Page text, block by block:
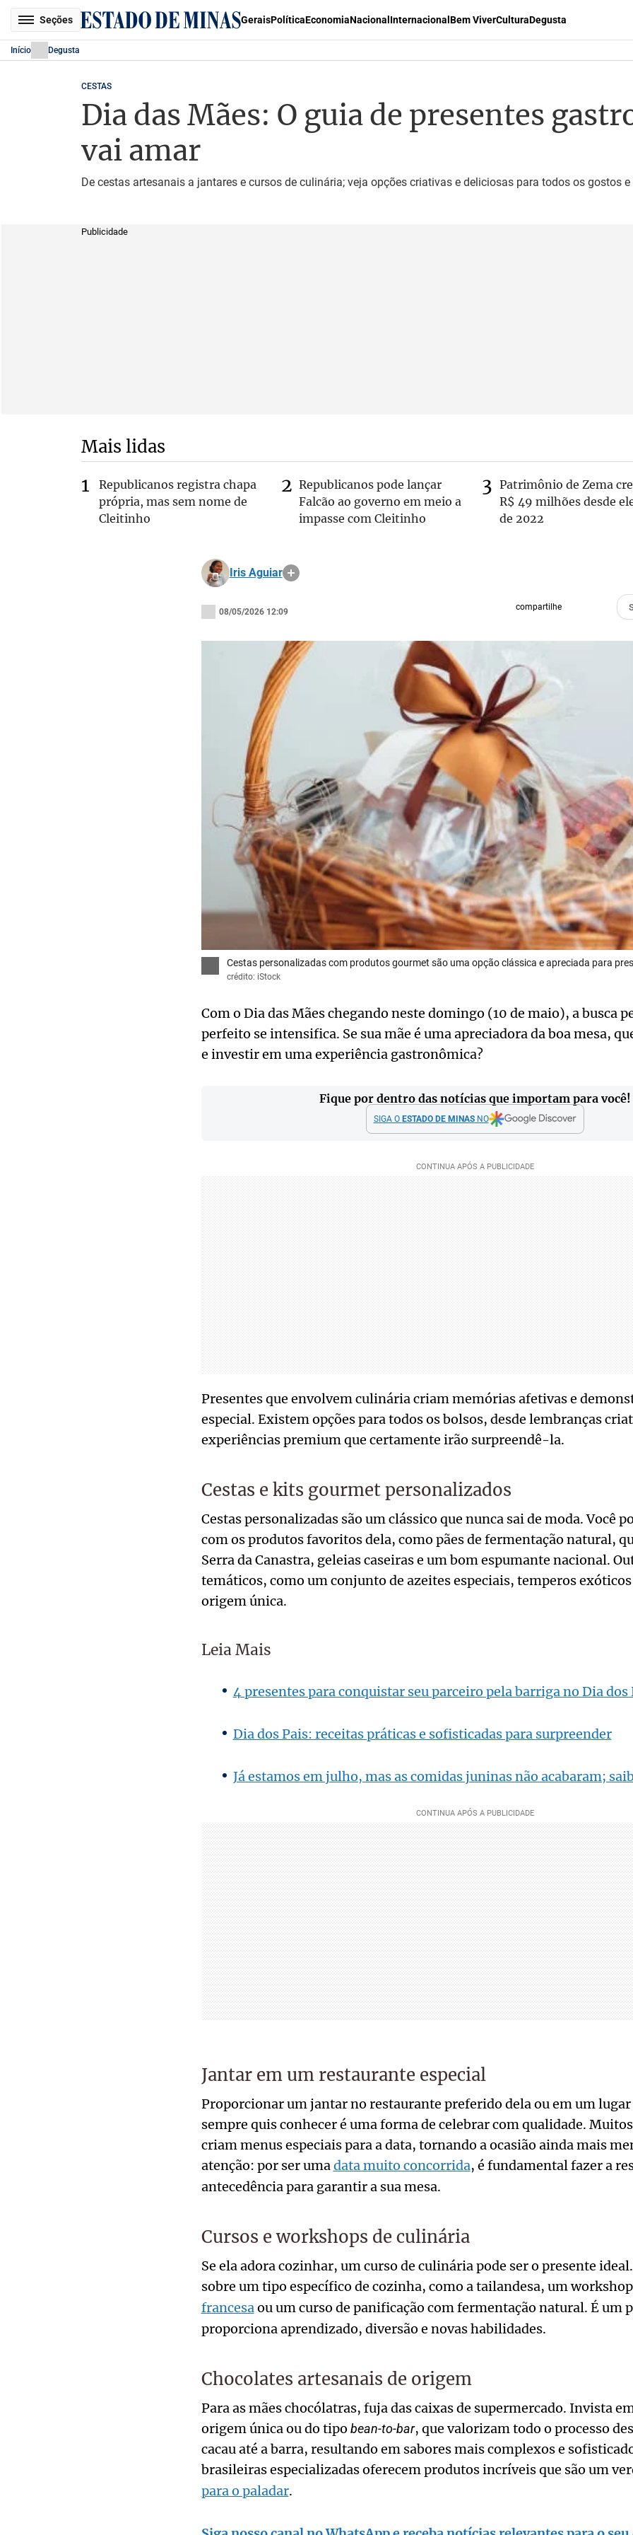
Seções GeraisPolíticaEconomiaNacional Internacional Bem ViverCulturaDegusta
Início Degusta
CESTAS
Dia das Mães: O guia de presentes
vai amar
De cestas artesanais a jantares e cursos de culinária; veja opções criativas e deliciosas para todos os gostos
Publicidade
Mais lidas
Republicanos registra chapa
própria, mas sem nome de
Cleitinho
Republicanos pode lançar
Falcão ao governo em meio a
impasse com Cleitinho
Patrimônio de Zema
R$ 49 milhões desde
de 2022
Iris Aguiar
08/05/2026 12:09 compartilhe
Cestas personalizadas com produtos gourmet são uma opção clássica e apreciada para
crédito: iStock
Com o Dia das Mães chegando neste domingo (10 de maio), a busca
perfeito se intensifica. Se sua mãe é uma apreciadora da boa mesa,
e investir em uma experiência gastronômica?
Fique por dentro das notícias que importam para você!
SIGA O ESTADO DE MINASNO
Presentes que envolvem culinária criam memórias afetivas e
especial. Existem opções para todos os bolsos, desde lembranças
experiências premium que certamente irão surpreendê-la.
Cestas e kits gourmet personalizados
Cestas personalizadas são um clássico que nunca sai de moda. Você
com os produtos favoritos dela, como pães de fermentação natural,
Serra da Canastra, geleias caseiras e um bom espumante nacional.
temáticos, como um conjunto de azeites especiais, temperos exóticos
origem única.
Leia Mais
4 presentes para conquistar seu parceiro pela barriga no Dia dos
Dia dos Pais: receitas práticas e sofisticadas para surpreender
Já estamos em julho, mas as comidas juninas não acabaram;
Jantar em um restaurante especial
Proporcionar um jantar no restaurante preferido dela ou em um lugar
sempre quis conhecer é uma forma de celebrar com qualidade.
criam menus especiais para a data, tornando a ocasião ainda mais
atenção: por ser uma data muito concorrida, é fundamental fazer a
antecedência para garantir a sua mesa.
Cursos e workshops de culinária
Se ela adora cozinhar, um curso de culinária pode ser o presente
sobre um tipo específico de cozinha, como a tailandesa, um
francesa ou um curso de panificação com fermentação natural. É um
proporciona aprendizado, diversão e novas habilidades.
Chocolates artesanais de origem
Para as mães chocólatras, fuja das caixas de supermercado. Invista
origem única ou do tipo bean-to-bar, que valorizam todo o processo
cacau até a barra, resultando em sabores mais complexos e
brasileiras especializadas oferecem produtos incríveis que são um
para o paladar.